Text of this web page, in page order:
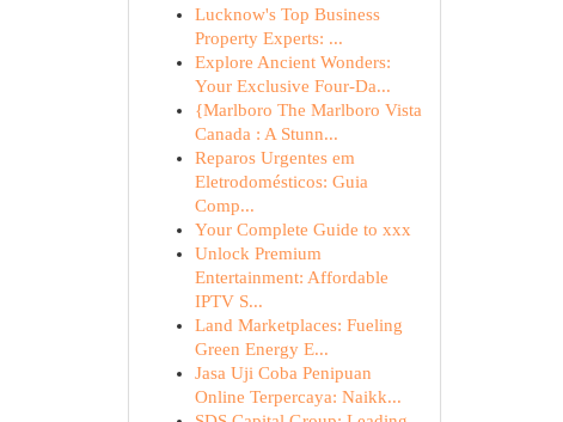
Lucknow's Top Business
Property Experts: ...
Explore Ancient Wonders:
Your Exclusive Four-Da...
{Marlboro The Marlboro Vista
Canada : A Stunn...
Reparos Urgentes em
Eletrodomésticos: Guia
Comp...
Your Complete Guide to xxx
Unlock Premium
Entertainment: Affordable
IPTV S...
Land Marketplaces: Fueling
Green Energy E...
Jasa Uji Coba Penipuan
Online Terpercaya: Naikk...